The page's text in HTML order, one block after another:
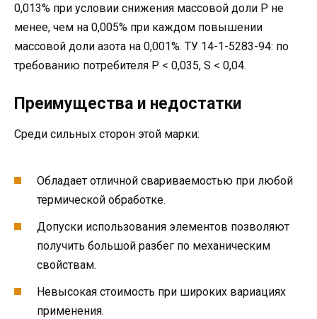
0,013% при условии снижения массовой доли P не
менее, чем на 0,005% при каждом повышении
массовой доли азота на 0,001%. ТУ 14-1-5283-94: по
требованию потребителя P < 0,035, S < 0,04.
Преимущества и недостатки
Среди сильных сторон этой марки:
Обладает отличной свариваемостью при любой
термической обработке.
Допуски использования элементов позволяют
получить большой разбег по механическим
свойствам.
Невысокая стоимость при широких вариациях
применения.